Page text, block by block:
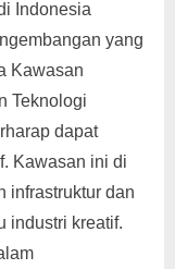
Indonesia
yang
Kawasan
Teknologi
dapat
Kawasan ini di
infrastruktur dan
industri kreatif.